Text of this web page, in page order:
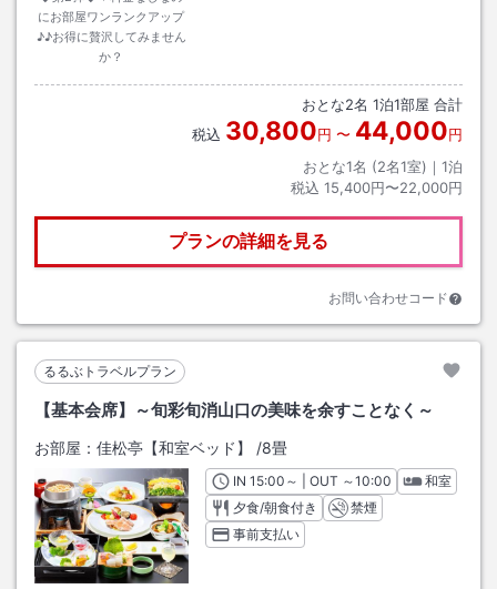
にお部屋ワンランクアップ
♪♪お得に贅沢してみません
か？
おとな2名 1泊1部屋 合計
税込 30,800円 〜 44,000円
おとな1名 (2名1室)｜ 1泊
税込 15,400円〜22,000円
プランの詳細を見る
お問い合わせコード
るるぶトラベルプラン
【基本会席】～旬彩旬消山口の美味を余すことなく～
お部屋： 佳松亭【和室ベッド】 /8畳
INチェックイン
15:00 ～ | OUT チェックアウト
～10:00
和室
夕食/朝食付き
禁煙
事前支払い